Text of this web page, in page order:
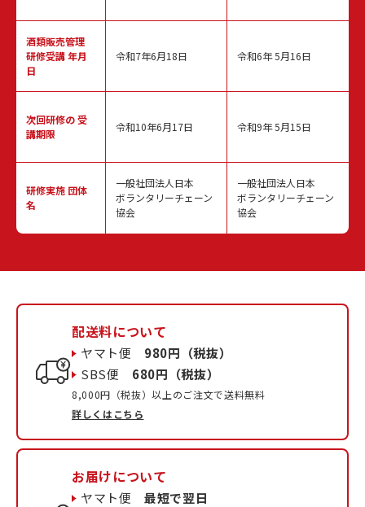
酒類販売管理
研修受講 年月
日
次回研修の受
講期限
研修実施 団体
名
令和7年6月18日
令和10年6月17日
一般社団法人日本
ボランタリーチェーン
協会
令和6年 5月16日
令和9年 5月15日
一般社団法人日本
ボランタリーチェーン
協会
配送料について
ヤマト便 980円（税抜）
SBS便 680円（税抜）
8,000円（税抜）以上のご注文で送料無料
詳しくはこちら
お届けについて
ヤマト便最短で翌日